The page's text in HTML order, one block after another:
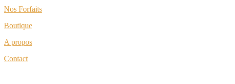
Nos Forfaits
Boutique
A propos
Contact